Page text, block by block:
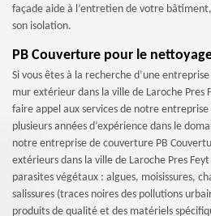
façade aide à l’entretien de votre
son isolation.
PB Couverture pour le
Si vous êtes à la recherche d’une
mur extérieur dans la ville de Laroche Pres
faire appel aux services de notre
plusieurs années d’expérience dans le
notre entreprise de couverture PB
extérieurs dans la ville de Laroche Pres
parasites végétaux : algues, moisissures,
salissures (traces noires des pollutions
produits de qualité et des matériels